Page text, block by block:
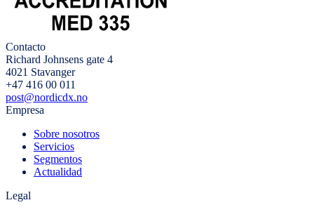
Contacto
Richard Johnsens gate 4
4021 Stavanger
+47 416 00 011
post@nordicdx.no
Empresa
Sobre nosotros
Servicios
Segmentos
Actualidad
Legal